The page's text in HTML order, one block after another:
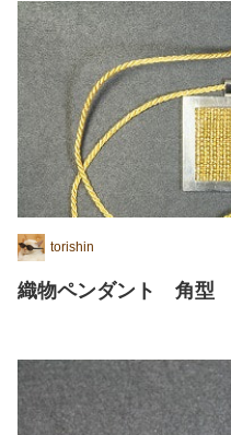
torishin
織物ペンダント 角型